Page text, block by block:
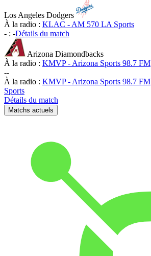
Los Angeles Dodgers
À la radio : KLAC - AM 570 LA Sports
- : -Détails du match
Arizona Diamondbacks
À la radio : KMVP - Arizona Sports 98.7 FM
--
À la radio : KMVP - Arizona Sports 98.7 FM
Sports
Détails du match
Matchs actuels